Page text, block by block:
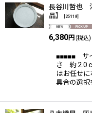
長谷川哲也
品】
25118
6,380円 (税込)
■■■■■ サ
さ 約 2.0
はお任せ
具合の選